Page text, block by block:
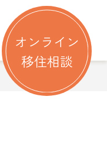
情報を集める
submenu for 相談す
オンライン
移住相談